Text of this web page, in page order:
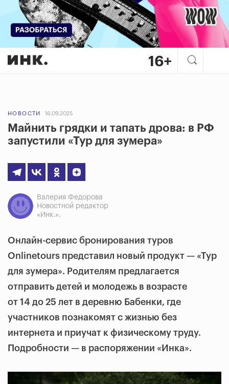
НОВОСТИ 16.09.2025
Майнить грядки и тапать дрова: в РФ
запустили «Тур для зумера»
Валерия Федорова
Новостной редактор
«Инк.».
Онлайн-сервис бронирования туров
Onlinetours представил новый продукт — «Тур
для зумера». Родителям предлагается
отправить детей и молодежь в возрасте
от 14 до 25 лет в деревню Бабенки, где
участников познакомят с жизнью без
интернета и приучат к физическому труду.
Подробности — в распоряжении «Инка».